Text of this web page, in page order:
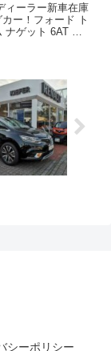
ィーラー新車在庫
ー！フォード ト
ゲット 6AT 左ハ
シーポリシー